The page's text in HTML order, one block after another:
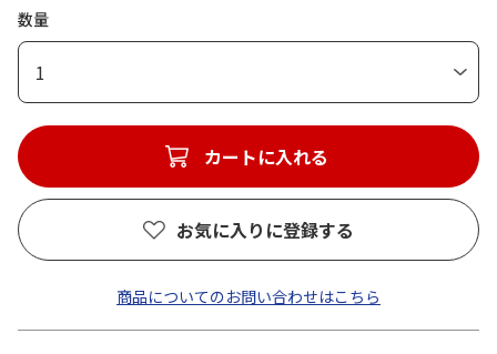
数量
1
カートに入れる
お気に入りに登録する
商品についてのお問い合わせはこちら